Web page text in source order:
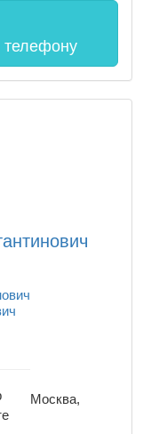
телефону
Москва,